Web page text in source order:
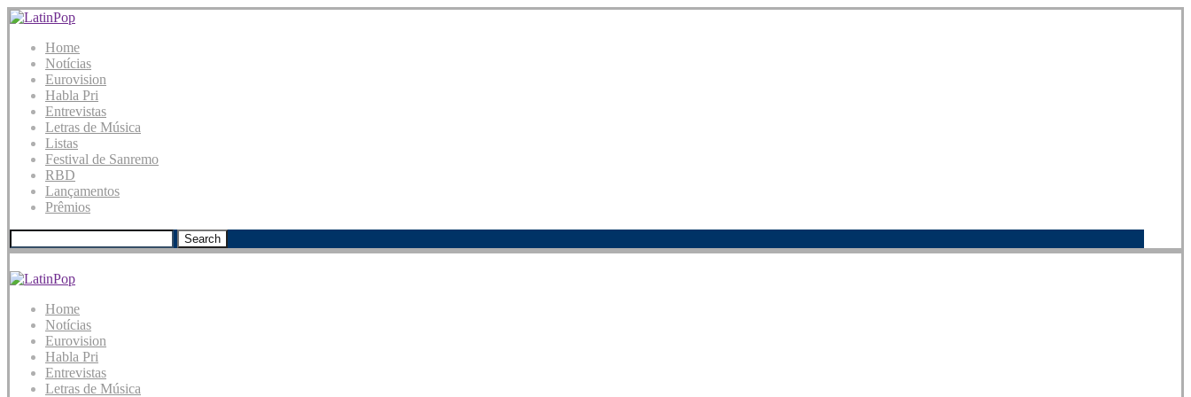
Home
Notícias
Eurovision
Habla Pri
Entrevistas
Letras de Música
Listas
Festival de Sanremo
RBD
Lançamentos
Prêmios
Search
Home
Notícias
Eurovision
Habla Pri
Entrevistas
Letras de Música